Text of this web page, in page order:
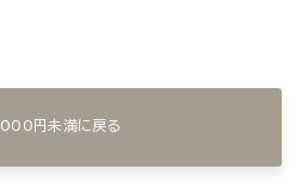
円未満に戻る